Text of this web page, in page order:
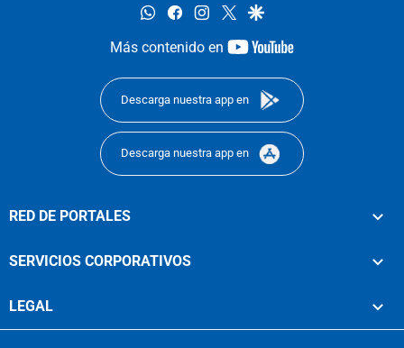
whatsappfacebookinstagram
twittergoogle
Más contenido en
youtube-
Descarga nuestra app en
Descarga nuestra app en
RED DE PORTALES
SERVICIOS CORPORATIVOS
LEGAL